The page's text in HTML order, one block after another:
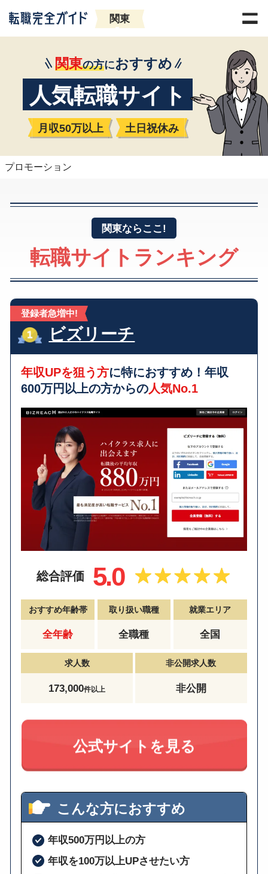
関東
関東の方におすすめ
人気転職サイト
月収50万以上 土日祝休み
プロモーション
関東ならここ!
転職サイトランキング
登録者急増中!
ビズリーチ
年収UPを狙う方に特におすすめ！年収
600万円以上の方からの人気No.1
総合評価 5.0
おすすめ年齢帯
全年齢
取り扱い職種
全職種
就業エリア
全国
求人数
173,000件以上
非公開求人数
非公開
公式サイトを見る
こんな方におすすめ
年収500万円以上の方
年収を100万以上UPさせたい方